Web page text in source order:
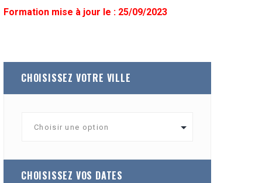
Formation mise à jour le : 25/09/2023
CHOISISSEZ VOTRE VILLE
CHOISISSEZ VOS DATES